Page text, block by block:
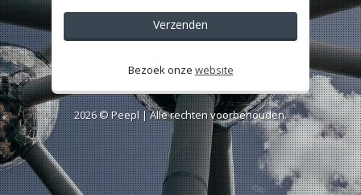
Verzenden
Bezoek onze website
2026 ©Peepl| Alle rechten voorbehouden.